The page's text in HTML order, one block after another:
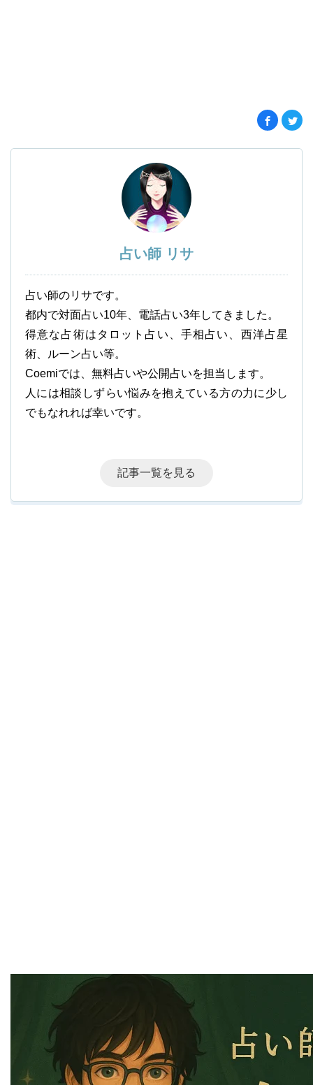
占い師 リサ
占い師のリサです。
都内で対面占い10年、電話占い3年してきました。
得意な占術はタロット占い、手相占い、西洋占星
術、ルーン占い等。
Coemiでは、無料占いや公開占いを担当します。
人には相談しずらい悩みを抱えている方の力に少し
でもなれれば幸いです。
記事一覧を見る